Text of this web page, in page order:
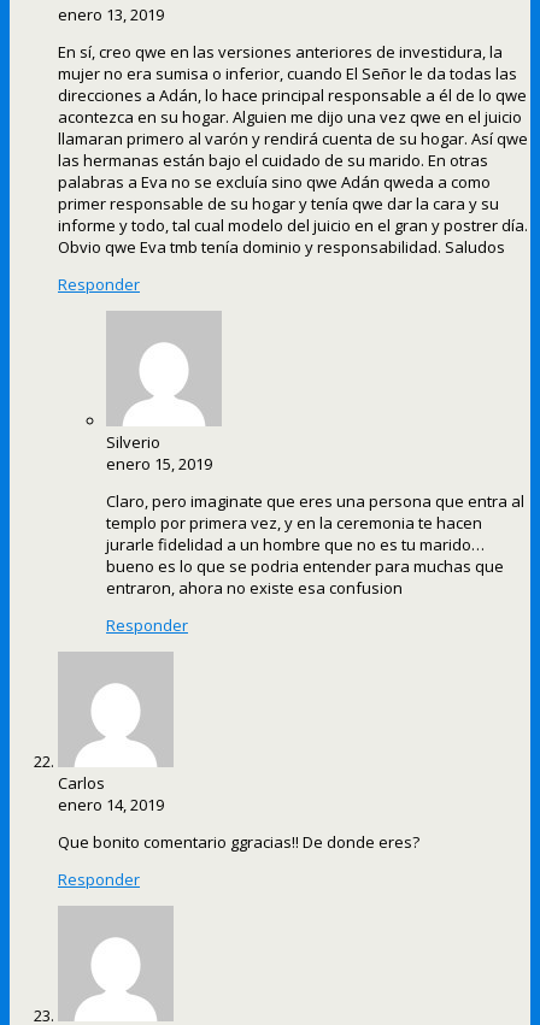
enero 13, 2019
En sí, creo qwe en las versiones anteriores de investidura, la
mujer no era sumisa o inferior, cuando El Señor le da todas las
direcciones a Adán, lo hace principal responsable a él de lo qwe
acontezca en su hogar. Alguien me dijo una vez qwe en el juicio
llamaran primero al varón y rendirá cuenta de su hogar. Así qwe
las hermanas están bajo el cuidado de su marido. En otras
palabras a Eva no se excluía sino qwe Adán qweda a como
primer responsable de su hogar y tenía qwe dar la cara y su
informe y todo, tal cual modelo del juicio en el gran y postrer día.
Obvio qwe Eva tmb tenía dominio y responsabilidad. Saludos
Responder
Silverio
enero 15, 2019
Claro, pero imaginate que eres una persona que entra al
templo por primera vez, y en la ceremonia te hacen
jurarle fidelidad a un hombre que no es tu marido…
bueno es lo que se podria entender para muchas que
entraron, ahora no existe esa confusion
Responder
Carlos
enero 14, 2019
Que bonito comentario ggracias!! De donde eres?
Responder